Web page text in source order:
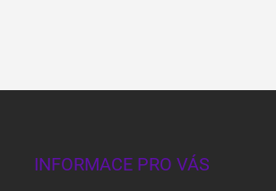
INFORMACE PRO VÁS